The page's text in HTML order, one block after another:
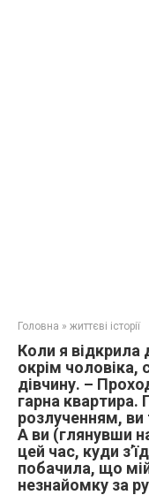
Головна » життєві історії
Коли я відкрила
окрім чоловіка,
дівчину. –
гарна квартира.
розлученням,
А ви (глянувши
цей час, куди
побачила, що
незнайомку за